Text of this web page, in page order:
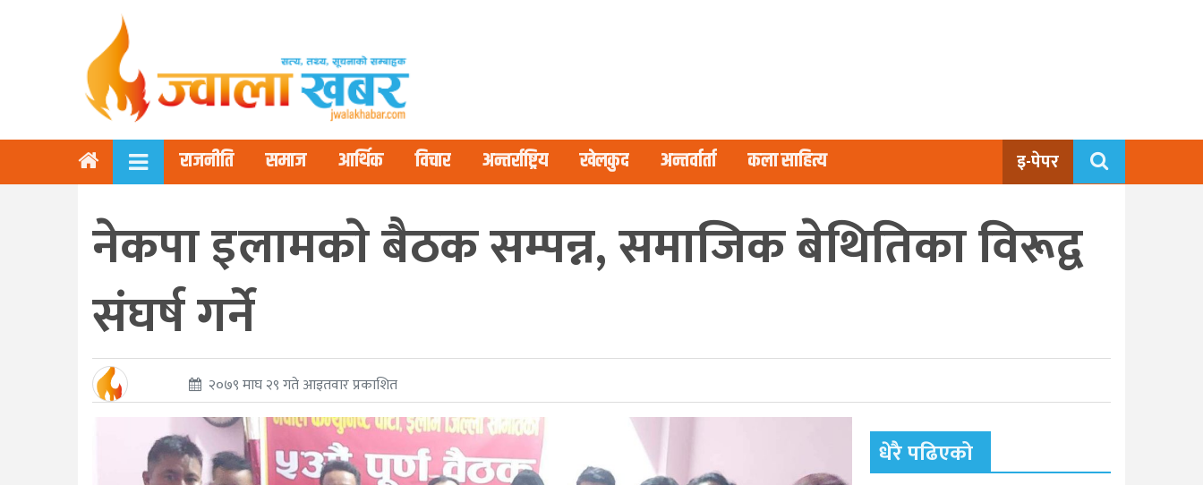
राजनीति समाज आर्थिक विचार अन्तर्राष्ट्रिय खेलकुद अन्तर्वार्ता कला साहित्य इ-पेपर
नेकपा इलामकाे बैठक सम्पन्न, समाजिक बेथितिका विरूद्व
संघर्ष गर्ने
२०७९ माघ २९ गते आइतवार प्रकाशित
धेरै पढिएको